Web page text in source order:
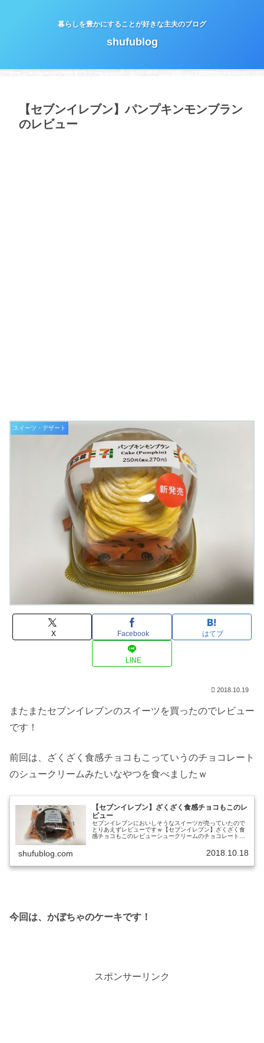
暮らしを豊かにすることが好きな主夫のブログ
shufublog
【セブンイレブン】パンプキンモンブラン
のレビュー
スイーツ・デザート
X Facebook はてブ
LINE
2018.10.19
またまたセブンイレブンのスイーツを買ったのでレビュー
です！
前回は、ざくざく食感チョコもこっていうのチョコレート
のシュークリームみたいなやつを食べましたｗ
【セブンイレブン】ざくざく食感チョコもこのレ
ビュー
セブンイレブンにおいしそうなスイーツが売っていたので
とりあえずレビューですｗ【セブンイレブン】ざくざく食
感チョコもこのレビューシュークリームのチョコレートバ
shufublog.com 2018.10.18
今回は、かぼちゃのケーキです！
スポンサーリンク